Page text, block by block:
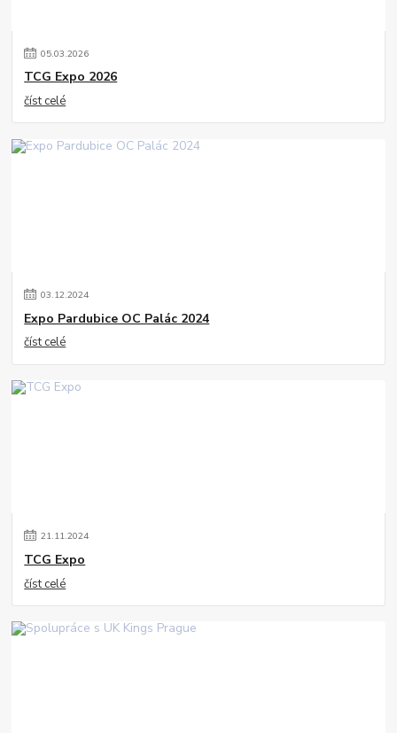
05.03.2026
TCG Expo 2026
číst celé
03.12.2024
Expo Pardubice OC Palác 2024
číst celé
21.11.2024
TCG Expo
číst celé